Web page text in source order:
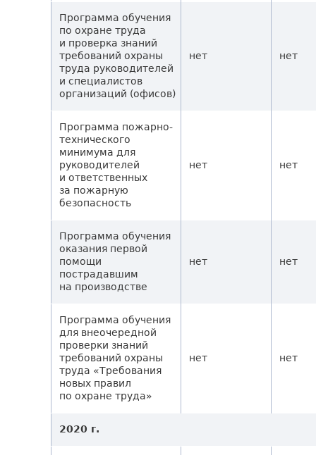
Программа обучения
по охране труда
и проверка знаний
требований охраны
труда руководителей
и специалистов
организаций (офисов)
нет нет
Программа пожарно-
технического
минимума для
руководителей
и ответственных
за пожарную
безопасность
нет нет
Программа обучения
оказания первой
помощи
пострадавшим
на производстве
нет нет
Программа обучения
для внеочередной
проверки знаний
требований охраны
труда «Требования
новых правил
по охране труда»
нет нет
2020 г.